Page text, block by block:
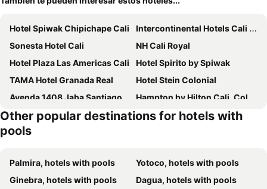
Hotel Spiwak Chipichape Cali
Intercontinental Hotels Cali By Ihg
Sonesta Hotel Cali
NH Cali Royal
Hotel Plaza Las Americas Cali
Hotel Spirito by Spiwak
TAMA Hotel Granada Real
Hotel Stein Colonial
Ayenda 1408 Jaba Santiago de Cali
Hampton by Hilton Cali, Colombia
Cali Marriott Hotel
Hotel Obelisco
Torca Hotel
Hotel Boutique Casa del Hidalgo
Hotel Dann Cali
Hotel Santiago De Cali
Now Hotel Cali
Other popular destinations for hotels with
pools
Palmira, hotels with pools
Yotoco, hotels with pools
Ginebra, hotels with pools
Dagua, hotels with pools